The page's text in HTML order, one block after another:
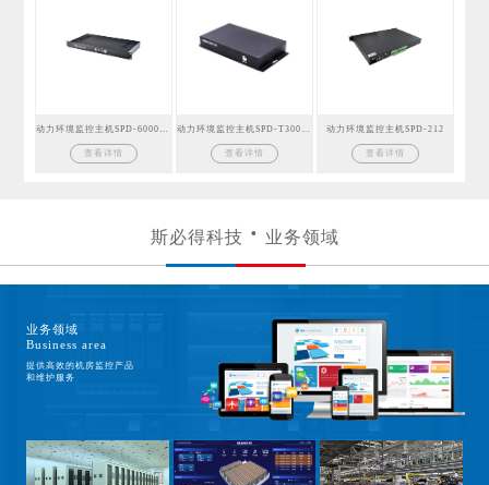
查看详情 查看详情
动力环境监控主机SPD-212
查看详情
斯必得科技 业务领域
业务领域
Business area
提供高效的机房监控产品
和维护服务